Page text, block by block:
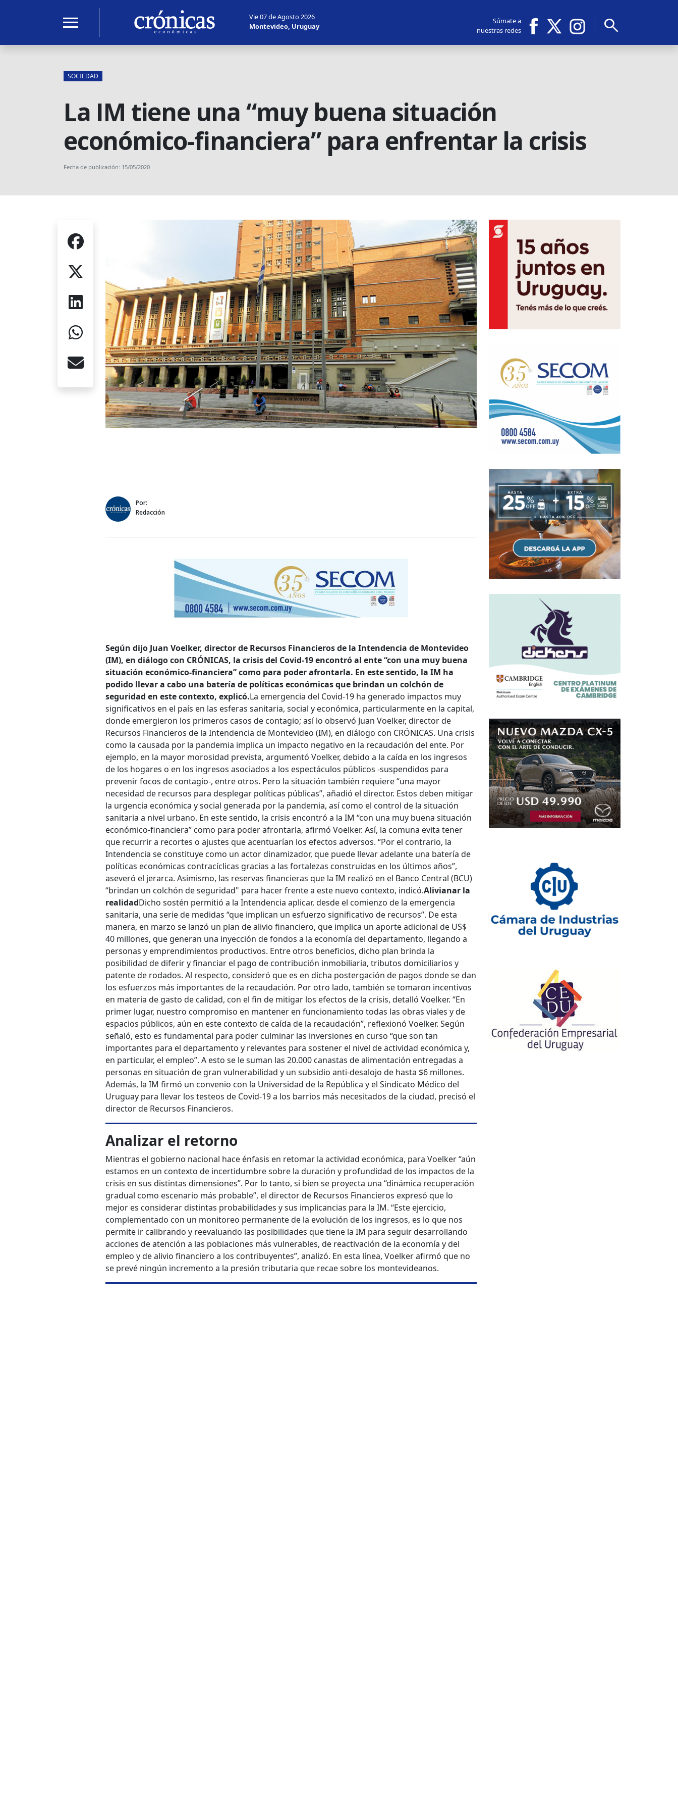
menu
Vie 07 de Agosto 2026
Montevideo, Uruguay
Súmate a
nuestras redes
search
SOCIEDAD
La IM tiene una “muy buena situación
económico-financiera” para enfrentar la crisis
Fecha de publicación: 15/05/2020
Por:
Redacción
Según dijo Juan Voelker, director de Recursos Financieros de la Intendencia de Montevideo
(IM), en diálogo con CRÓNICAS, la crisis del Covid-19 encontró al ente “con una muy buena
situación económico-financiera” como para poder afrontarla. En este sentido, la IM ha
podido llevar a cabo una batería de políticas económicas que brindan un colchón de
seguridad en este contexto, explicó.La emergencia del Covid-19 ha generado impactos muy
significativos en el país en las esferas sanitaria, social y económica, particularmente en la capital,
donde emergieron los primeros casos de contagio; así lo observó Juan Voelker, director de
Recursos Financieros de la Intendencia de Montevideo (IM), en diálogo con CRÓNICAS. Una crisis
como la causada por la pandemia implica un impacto negativo en la recaudación del ente. Por
ejemplo, en la mayor morosidad prevista, argumentó Voelker, debido a la caída en los ingresos
de los hogares o en los ingresos asociados a los espectáculos públicos -suspendidos para
prevenir focos de contagio-, entre otros. Pero la situación también requiere “una mayor
necesidad de recursos para desplegar políticas públicas”, añadió el director. Estos deben mitigar
la urgencia económica y social generada por la pandemia, así como el control de la situación
sanitaria a nivel urbano. En este sentido, la crisis encontró a la IM “con una muy buena situación
económico-financiera” como para poder afrontarla, afirmó Voelker. Así, la comuna evita tener
que recurrir a recortes o ajustes que acentuarían los efectos adversos. “Por el contrario, la
Intendencia se constituye como un actor dinamizador, que puede llevar adelante una batería de
políticas económicas contracíclicas gracias a las fortalezas construidas en los últimos años”,
aseveró el jerarca. Asimismo, las reservas financieras que la IM realizó en el Banco Central (BCU)
“brindan un colchón de seguridad" para hacer frente a este nuevo contexto, indicó.Alivianar la
realidadDicho sostén permitió a la Intendencia aplicar, desde el comienzo de la emergencia
sanitaria, una serie de medidas “que implican un esfuerzo significativo de recursos”. De esta
manera, en marzo se lanzó un plan de alivio financiero, que implica un aporte adicional de US$
40 millones, que generan una inyección de fondos a la economía del departamento, llegando a
personas y emprendimientos productivos. Entre otros beneficios, dicho plan brinda la
posibilidad de diferir y financiar el pago de contribución inmobiliaria, tributos domiciliarios y
patente de rodados. Al respecto, consideró que es en dicha postergación de pagos donde se dan
los esfuerzos más importantes de la recaudación. Por otro lado, también se tomaron incentivos
en materia de gasto de calidad, con el fin de mitigar los efectos de la crisis, detalló Voelker. “En
primer lugar, nuestro compromiso en mantener en funcionamiento todas las obras viales y de
espacios públicos, aún en este contexto de caída de la recaudación”, reflexionó Voelker. Según
señaló, esto es fundamental para poder culminar las inversiones en curso “que son tan
importantes para el departamento y relevantes para sostener el nivel de actividad económica y,
en particular, el empleo”. A esto se le suman las 20.000 canastas de alimentación entregadas a
personas en situación de gran vulnerabilidad y un subsidio anti-desalojo de hasta $6 millones.
Además, la IM firmó un convenio con la Universidad de la República y el Sindicato Médico del
Uruguay para llevar los testeos de Covid-19 a los barrios más necesitados de la ciudad, precisó el
director de Recursos Financieros.
Analizar el retorno
Mientras el gobierno nacional hace énfasis en retomar la actividad económica, para Voelker “aún
estamos en un contexto de incertidumbre sobre la duración y profundidad de los impactos de la
crisis en sus distintas dimensiones”. Por lo tanto, si bien se proyecta una “dinámica recuperación
gradual como escenario más probable”, el director de Recursos Financieros expresó que lo
mejor es considerar distintas probabilidades y sus implicancias para la IM. “Este ejercicio,
complementado con un monitoreo permanente de la evolución de los ingresos, es lo que nos
permite ir calibrando y reevaluando las posibilidades que tiene la IM para seguir desarrollando
acciones de atención a las poblaciones más vulnerables, de reactivación de la economía y del
empleo y de alivio financiero a los contribuyentes”, analizó. En esta línea, Voelker afirmó que no
se prevé ningún incremento a la presión tributaria que recae sobre los montevideanos.